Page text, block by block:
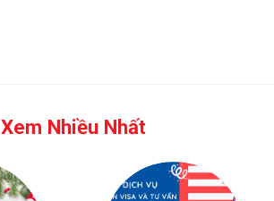
Xem Nhiều Nhất